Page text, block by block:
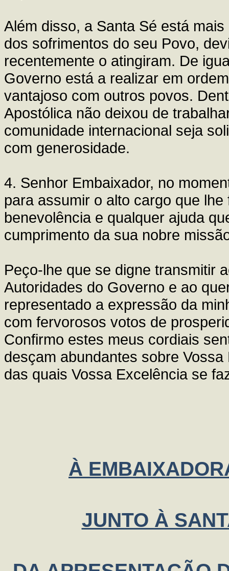
Além disso, a Santa Sé está
dos sofrimentos do seu Povo,
recentemente o atingiram. De
Governo está a realizar em
vantajoso com outros povos.
Apostólica não deixou de
comunidade internacional seja
com generosidade.
4. Senhor Embaixador, no
para assumir o alto cargo que
benevolência e qualquer ajuda
cumprimento da sua nobre
Peço-lhe que se digne transmitir
Autoridades do Governo e ao
representado a expressão da
com fervorosos votos de
Confirmo estes meus cordiais
desçam abundantes sobre
das quais Vossa Excelência se
À
JUNTO À